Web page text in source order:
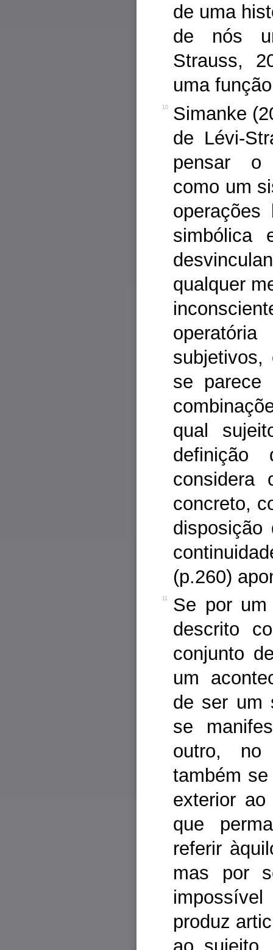
de uma
de nós
Strauss,
uma
10
Simanke
de Lévi-
pensar o
como um
simbólica
qualquer
subjetivos,
se parece
qual
considera
concreto,
disposição
(p.260)
11
Se por
descrito
conjunto
um
de ser um
se
outro, no
também
exterior
que
referir
mas por
produz